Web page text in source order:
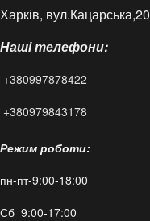
Контакти
Статті
FAQ
Харків, вул.Кацарська,20
Наші телефони:
+380997878422
+380979843178
Режим роботи:
пн-пт-9:00-18:00
Сб 9:00-17:00